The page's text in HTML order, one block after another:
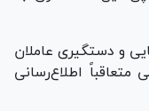
و دستگیری عاملان
متعاقباً اطلاع‌رسانی